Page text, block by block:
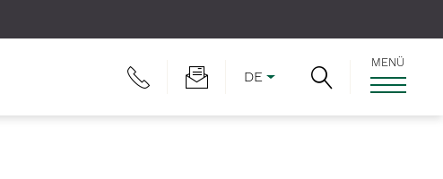
DE
MENÜ